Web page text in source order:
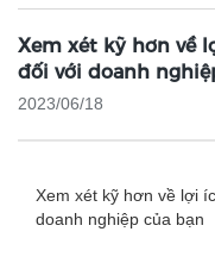
Xem xét kỹ hơn về
đối với doanh
2023/06/18
Xem xét kỹ hơn về lợi
doanh nghiệp của bạn